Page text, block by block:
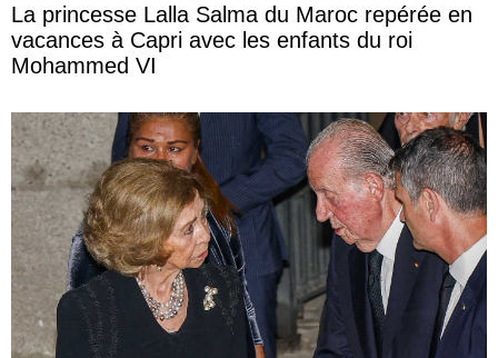
La princesse Lalla Salma du Maroc repérée en
vacances à Capri avec les enfants du roi
Mohammed VI